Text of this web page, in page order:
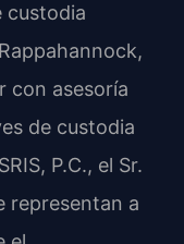
custodia
con asesoría
de custodia
P.C., el Sr.
representan a